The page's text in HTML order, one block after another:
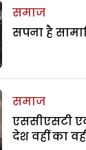
समाज
सपना है
समाज
एससीएसटी
देश वहीं का